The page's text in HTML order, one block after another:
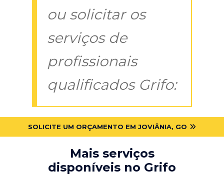
ou solicitar os
serviços de
profissionais
qualificados Grifo:
SOLICITE UM ORÇAMENTO EM JOVIÂNIA, GO
Mais serviços
disponíveis no Grifo